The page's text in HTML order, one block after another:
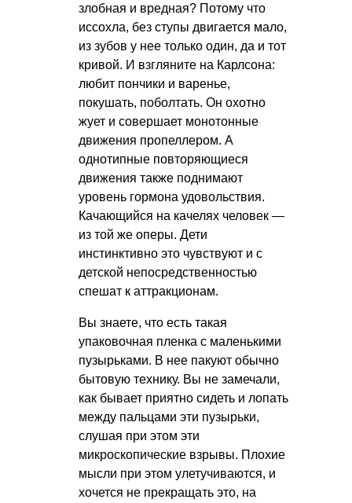
злобная и вредная? Потому что
иссохла, без ступы двигается мало,
из зубов у нее только один, да и тот
кривой. И взгляните на Карлсона:
любит пончики и варенье,
покушать, поболтать. Он охотно
жует и совершает монотонные
движения пропеллером. А
однотипные повторяющиеся
движения также поднимают
уровень гормона удовольствия.
Качающийся на качелях человек —
из той же оперы. Дети
инстинктивно это чувствуют и с
детской непосредственностью
спешат к аттракционам.
Вы знаете, что есть такая
упаковочная пленка с маленькими
пузырьками. В нее пакуют обычно
бытовую технику. Вы не замечали,
как бывает приятно сидеть и лопать
между пальцами эти пузырьки,
слушая при этом эти
микроскопические взрывы. Плохие
мысли при этом улетучиваются, и
хочется не прекращать это, на